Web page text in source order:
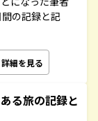
の記録と記
詳細を見る
る旅の記録と